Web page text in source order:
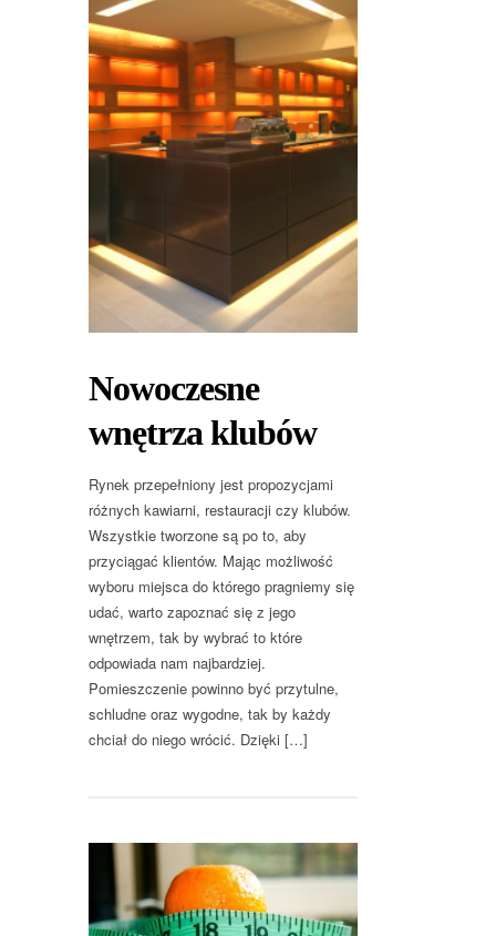
Nowoczesne
wnętrza klubów
Rynek przepełniony jest propozycjami
różnych kawiarni, restauracji czy klubów.
Wszystkie tworzone są po to, aby
przyciągać klientów. Mając możliwość
wyboru miejsca do którego pragniemy się
udać, warto zapoznać się z jego
wnętrzem, tak by wybrać to które
odpowiada nam najbardziej.
Pomieszczenie powinno być przytulne,
schludne oraz wygodne, tak by każdy
chciał do niego wrócić. Dzięki […]